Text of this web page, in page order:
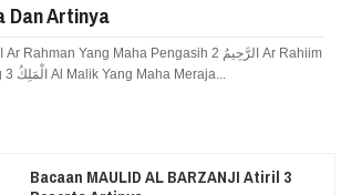
Dan Artinya
Yang Maha Penyayang 3 الْمَلِكُ Al Malik Yang Maha Meraja...
Bacaan MAULID AL BARZANJI Atiril 3